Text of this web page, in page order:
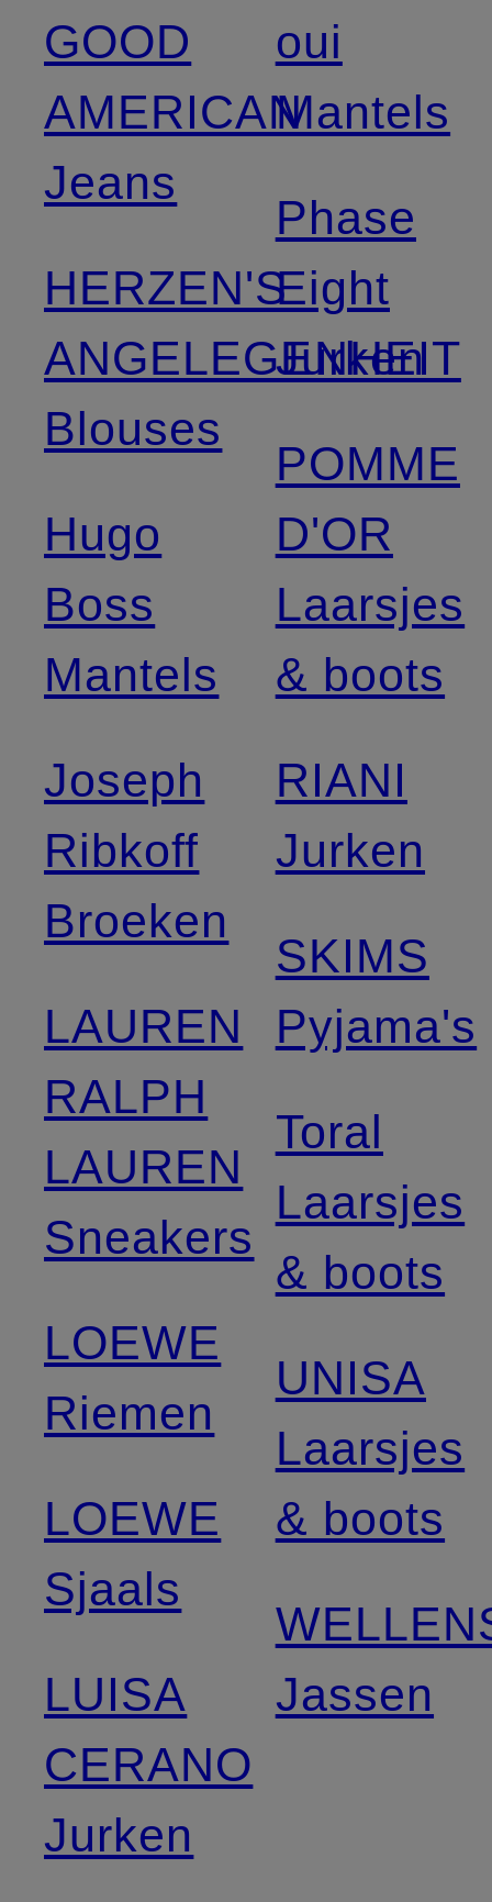
GOOD
AMERICAN
Jeans
HERZEN'S
ANGELEGENHEIT
Blouses
Hugo
Boss
Mantels
Joseph
Ribkoff
Broeken
LAUREN
RALPH
LAUREN
Sneakers
LOEWE
Riemen
LOEWE
Sjaals
LUISA
CERANO
Jurken
oui
Mantels
Phase
Eight
Jurken
POMME
D'OR
Laarsjes
& boots
RIANI
Jurken
SKIMS
Pyjama's
Toral
Laarsjes
& boots
UNISA
Laarsjes
& boots
Jassen